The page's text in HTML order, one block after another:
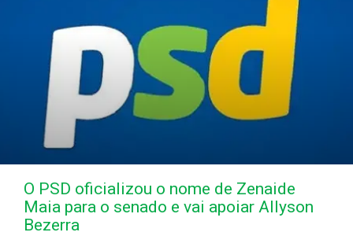
O PSD oficializou o nome de Zenaide
Maia para o senado e vai apoiar Allyson
Bezerra